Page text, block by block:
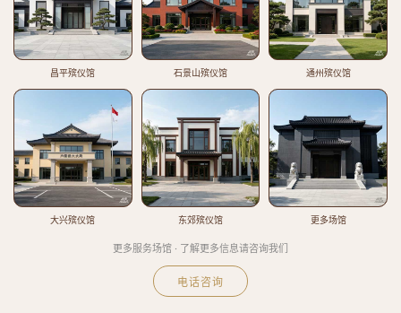
昌平殡仪馆 石景山殡仪馆 通州殡仪馆
大兴殡仪馆 东郊殡仪馆 更多场馆
更多服务场馆 · 了解更多信息请咨询我们
电话咨询